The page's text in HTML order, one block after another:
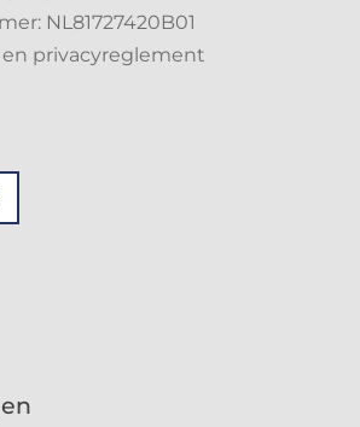
NL81727420B01
en privacyreglement